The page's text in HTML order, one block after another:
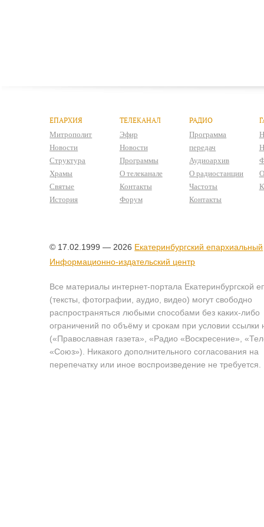
ЕПАРХИЯ
Митрополит
Новости
Структура
Храмы
Святые
История
ТЕЛЕКАНАЛ
Эфир
Новости
Программы
О телеканале
Контакты
Форум
РАДИО
Программа
передач
Аудиоархив
О радиостанции
Частоты
Контакты
© 17.02.1999 — 2026 Екатеринбургский епархиальный
Информационно-издательский центр
Все материалы интернет-портала Екатеринбургской
(тексты, фотографии, аудио, видео) могут свободно
распространяться любыми способами без каких-либо
ограничений по объёму и срокам при условии ссылки
(«Православная газета», «Радио «Воскресение»,
«Союз»). Никакого дополнительного согласования на
перепечатку или иное воспроизведение не требуется.